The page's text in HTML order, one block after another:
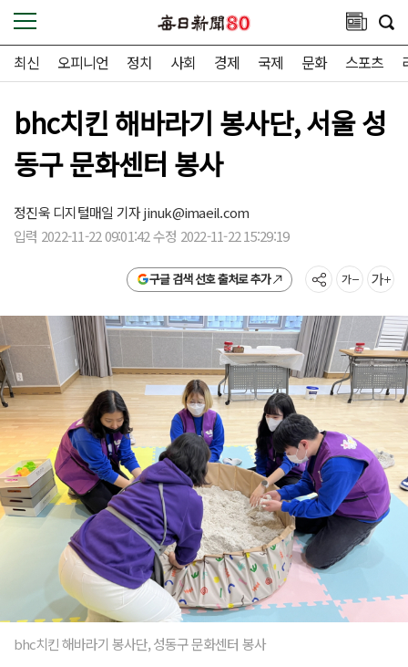
최신 오피니언 정치 사회 경제 국제 문화 스포츠
bhc치킨 해바라기 봉사단, 서울 성
동구 문화센터 봉사
정진욱 디지털매일 기자jinuk@imaeil.com
입력 2022-11-22 09:01:42 수정 2022-11-22 15:29:19
구글 검색 선호 출처로 추가
bhc치킨 해바라기 봉사단, 성동구 문화센터 봉사